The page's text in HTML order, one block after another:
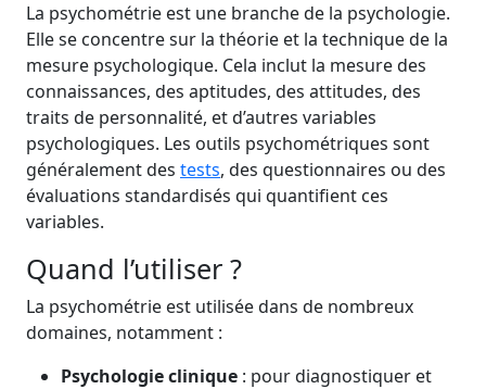
La psychométrie est une branche de la psychologie.
Elle se concentre sur la théorie et la technique de la
mesure psychologique. Cela inclut la mesure des
connaissances, des aptitudes, des attitudes, des
traits de personnalité, et d’autres variables
psychologiques. Les outils psychométriques sont
généralement des tests, des questionnaires ou des
évaluations standardisés qui quantifient ces
variables.
Quand l’utiliser ?
La psychométrie est utilisée dans de nombreux
domaines, notamment :
Psychologie clinique : pour diagnostiquer et